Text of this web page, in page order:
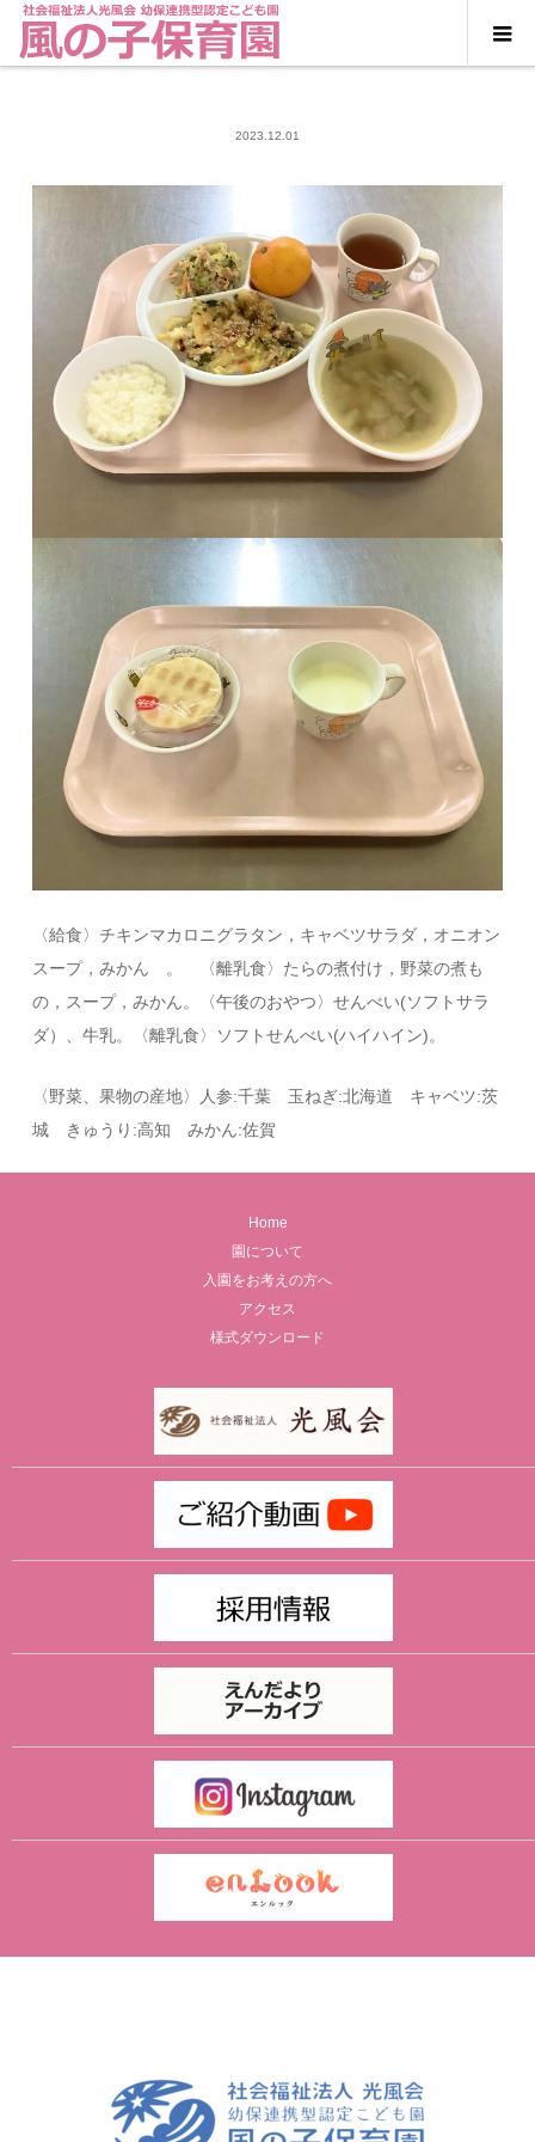
2023.12.01
〈給食〉チキンマカロニグラタン，キャベツサラダ，オニオン
スープ，みかん 。 〈離乳食〉たらの煮付け，野菜の煮も
の，スープ，みかん。〈午後のおやつ〉せんべい(ソフトサラ
ダ）、牛乳。〈離乳食〉ソフトせんべい(ハイハイン)。
〈野菜、果物の産地〉人参:千葉 玉ねぎ:北海道 キャベツ:茨
城 きゅうり:高知 みかん:佐賀
Home
園について
入園をお考えの方へ
アクセス
様式ダウンロード